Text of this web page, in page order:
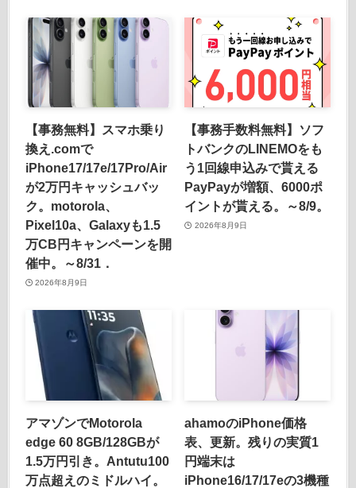
【事務無料】スマホ乗り
換え.comで
iPhone17/17e/17Pro/Air
が2万円キャッシュバッ
ク。motorola、
Pixel10a、Galaxyも1.5
万CB円キャンペーンを開
催中。～8/31．
2026年8月9日
【事務手数料無料】ソフ
トバンクのLINEMOをも
う1回線申込みで貰える
PayPayが増額、6000ポ
イントが貰える。～8/9。
2026年8月9日
アマゾンでMotorola
edge 60 8GB/128GBが
1.5万円引き。Antutu100
万点超えのミドルハイ。
ahamoのiPhone価格
表、更新。残りの実質1
円端末は
iPhone16/17/17eの3機種